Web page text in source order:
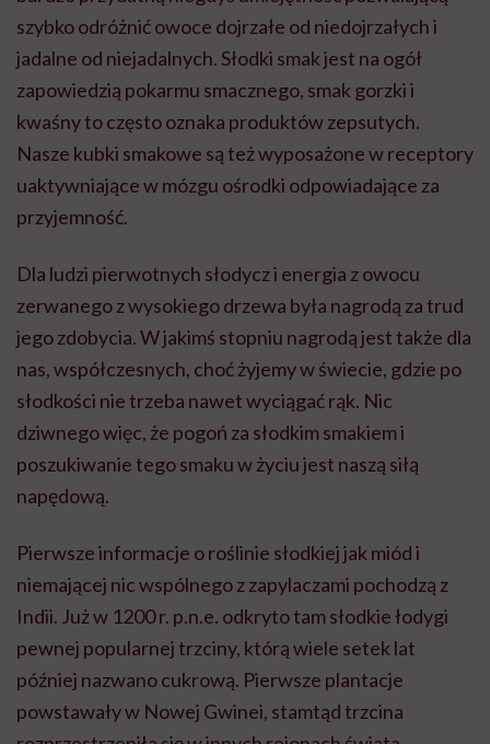
szybko odróżnić owoce dojrzałe od niedojrzałych i
jadalne od niejadalnych. Słodki smak jest na ogół
zapowiedzią pokarmu smacznego, smak gorzki i
kwaśny to często oznaka produktów zepsutych.
Nasze kubki smakowe są też wyposażone w receptory
uaktywniające w mózgu ośrodki odpowiadające za
przyjemność.
Dla ludzi pierwotnych słodycz i energia z owocu
zerwanego z wysokiego drzewa była nagrodą za trud
jego zdobycia. W jakimś stopniu nagrodą jest także dla
nas, współczesnych, choć żyjemy w świecie, gdzie po
słodkości nie trzeba nawet wyciągać rąk. Nic
dziwnego więc, że pogoń za słodkim smakiem i
poszukiwanie tego smaku w życiu jest naszą siłą
napędową.
Pierwsze informacje o roślinie słodkiej jak miód i
niemającej nic wspólnego z zapylaczami pochodzą z
Indii. Już w 1200 r. p.n.e. odkryto tam słodkie łodygi
pewnej popularnej trzciny, którą wiele setek lat
później nazwano cukrową. Pierwsze plantacje
powstawały w Nowej Gwinei, stamtąd trzcina